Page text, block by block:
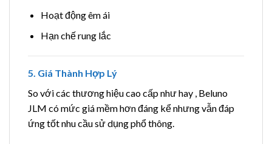
Hoạt động êm ái
Hạn chế rung lắc
5. Giá Thành Hợp Lý
So với các thương hiệu cao cấp như hay , Beluno
JLM có mức giá mềm hơn đáng kể nhưng vẫn đáp
ứng tốt nhu cầu sử dụng phổ thông.